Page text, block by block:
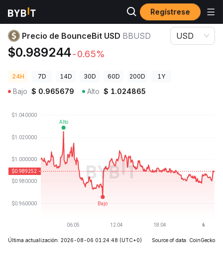
Regístrese
Precios de Criptomonedas Precio de BounceBit USD BBUSD
Precio de BounceBit USD BBUSD
$0.989244-0.65%
USD
24H 7D 14D 30D 60D 200D 1Y
Bajo $ 0.965679 Alto $ 1.024865
Última actualización: 2026-08-06 01:24:48 (UTC+0) Source of data: CoinGecko